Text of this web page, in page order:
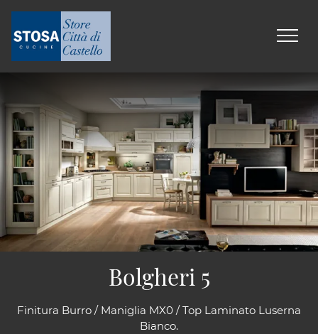
Finitura Burro / Maniglia MX0 / Top Laminato Luserna
Bianco.
Bolgheri 5